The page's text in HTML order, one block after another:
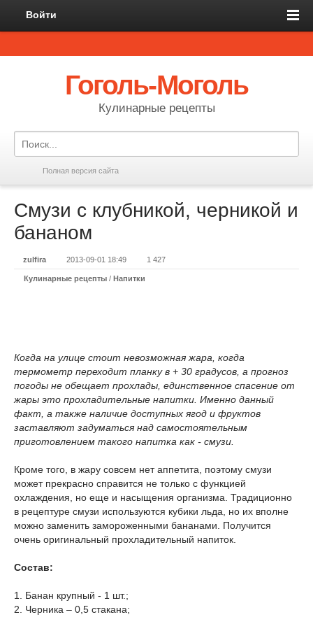
Войти
Гоголь-Моголь
Кулинарные рецепты
Полная версия сайта
Смузи с клубникой, черникой и
бананом
zulfira 2013-09-01 18:49 1 427
Кулинарные рецепты / Напитки
Когда на улице стоит невозможная жара, когда
термометр переходит планку в + 30 градусов, а прогноз
погоды не обещает прохлады, единственное спасение от
жары это прохладительные напитки. Именно данный
факт, а также наличие доступных ягод и фруктов
заставляют задуматься над самостоятельным
приготовлением такого напитка как - смузи.
Кроме того, в жару совсем нет аппетита, поэтому смузи
может прекрасно справится не только с функцией
охлаждения, но еще и насыщения организма. Традиционно
в рецептуре смузи используются кубики льда, но их вполне
можно заменить замороженными бананами. Получится
очень оригинальный прохладительный напиток.
Состав:
1. Банан крупный - 1 шт.;
2. Черника – 0,5 стакана;